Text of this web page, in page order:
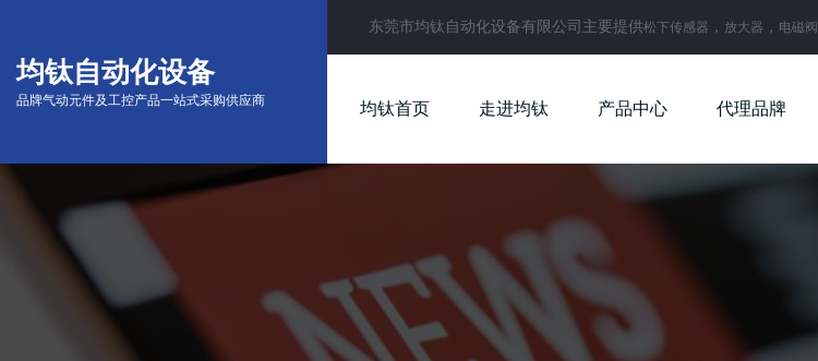
均钛自动化设备
品牌气动元件及工控产品一站式采购供应商
东莞市均钛自动化设备有限公司主要提供松下传感器 ， 放大器 ， 电磁阀
均钛首页 走进均钛 产品中心 代理品牌